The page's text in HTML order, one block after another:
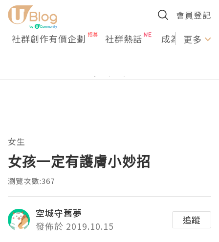
會員登記
社群創作有價企劃 社群熱話 成為U更多
女生
女孩一定有護膚小妙招
瀏覽次數:367
空城守舊夢
發佈於 2019.10.15
追蹤